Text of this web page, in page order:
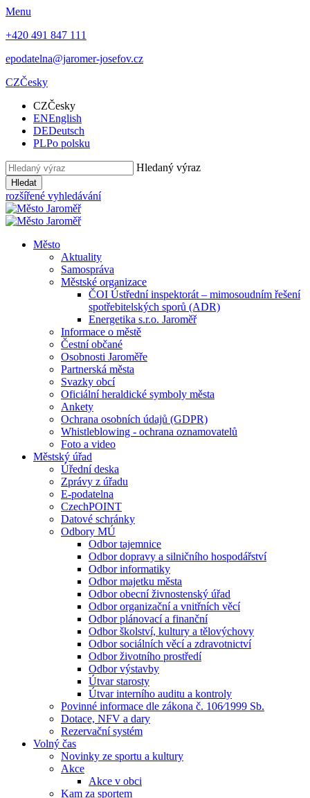
Menu
+420 491 847 111
epodatelna@jaromer-josefov.cz
CZČesky
CZČesky
ENEnglish
DEDeutsch
PLPo polsku
Hledaný výraz
Hledat
rozšířené vyhledávání
Město
Aktuality
Samospráva
Městské organizace
ČOI Ústřední inspektorát – mimosoudním řešení
spotřebitelských sporů (ADR)
Energetika s.r.o. Jaroměř
Informace o městě
Čestní občané
Osobnosti Jaroměře
Partnerská města
Svazky obcí
Oficiální heraldické symboly města
Ankety
Ochrana osobních údajů (GDPR)
Whistleblowing - ochrana oznamovatelů
Foto a video
Městský úřad
Úřední deska
Zprávy z úřadu
E-podatelna
CzechPOINT
Datové schránky
Odbory MÚ
Odbor tajemnice
Odbor dopravy a silničního hospodářství
Odbor informatiky
Odbor majetku města
Odbor obecní živnostenský úřad
Odbor organizační a vnitřních věcí
Odbor plánovací a finanční
Odbor školství, kultury a tělovýchovy
Odbor sociálních věcí a zdravotnictví
Odbor životního prostředí
Odbor výstavby
Útvar starosty
Útvar interního auditu a kontroly
Povinné informace dle zákona č. 106⁄1999 Sb.
Dotace, NFV a dary
Rezervační systém
Volný čas
Novinky ze sportu a kultury
Akce
Akce v obci
Kam za sportem